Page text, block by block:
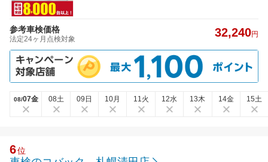
参考車検価格
法定24ヶ月点検対象 32,240円
08/07金 08土 09日 10月 11火 12水 13木 14金 15土
6位